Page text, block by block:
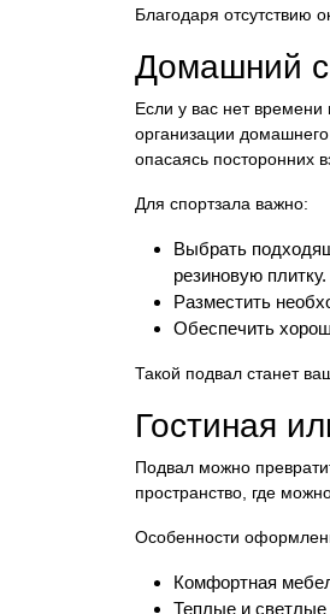
Благодаря отсутствию
Домашний
Если у вас нет
организации
опасаясь посторонних
Для спортзала важно:
Выбрать
резиновую плитку.
Разместить
Обеспечить
Такой подвал станет
Гостиная
Подвал можно
пространство, где
Особенности
Комфортная
Теплые и светлые